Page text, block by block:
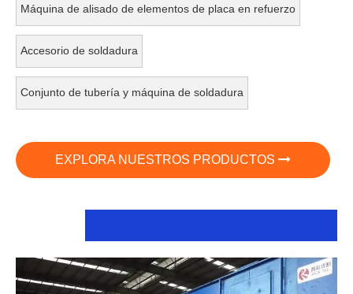
Máquina de alisado de elementos de placa en refuerzo
Accesorio de soldadura
Conjunto de tubería y máquina de soldadura
EXPLORA NUESTROS PRODUCTOS